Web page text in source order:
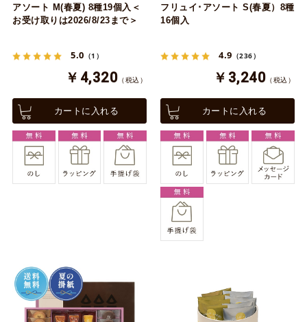
アソート M(春夏) 8種19個入＜
お受け取りは2026/8/23まで＞
5.0 （1）
￥4,320 （税込）
カートに入れる
フリュイ･アソート S(春夏）8種
16個入
4.9 （236）
￥3,240 （税込）
カートに入れる